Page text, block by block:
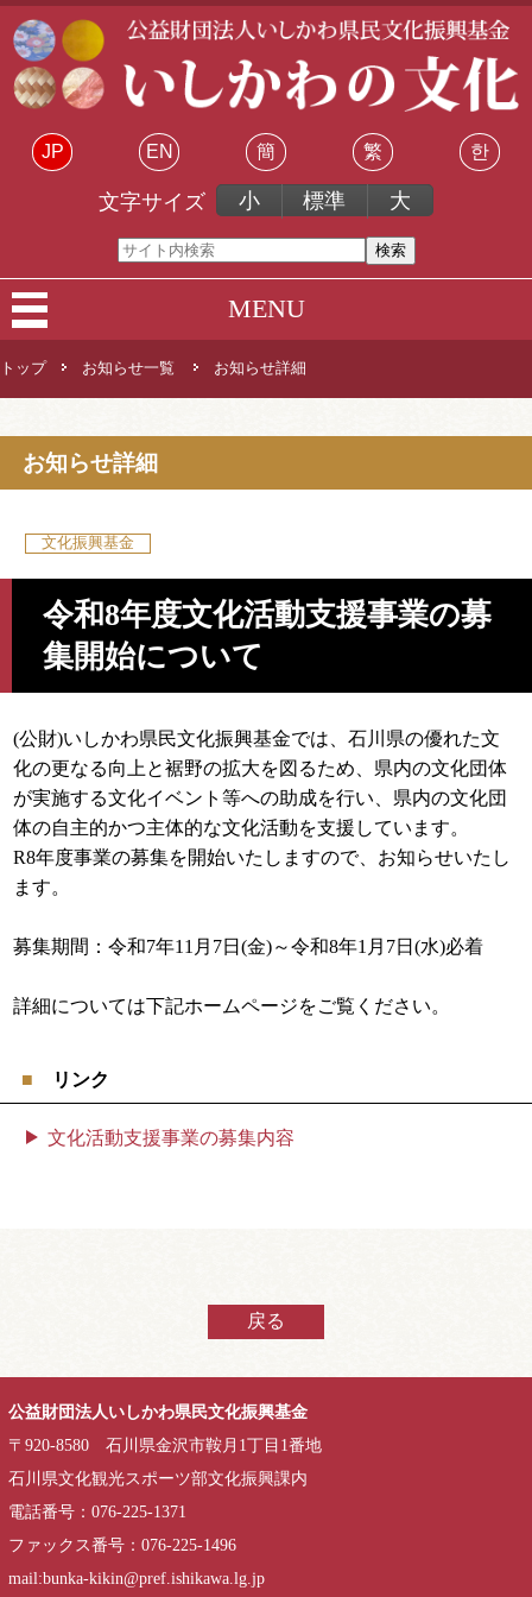
JP EN 簡 繁 한
文字サイズ 小 標準 大
MENU
トップ お知らせ一覧 お知らせ詳細
お知らせ詳細
文化振興基金
令和8年度文化活動支援事業の募
集開始について
(公財)いしかわ県民文化振興基金では、石川県の優れた文
化の更なる向上と裾野の拡大を図るため、県内の文化団体
が実施する文化イベント等への助成を行い、県内の文化団
体の自主的かつ主体的な文化活動を支援しています。
R8年度事業の募集を開始いたしますので、お知らせいたし
ます。
募集期間：令和7年11月7日(金)～令和8年1月7日(水)必着
詳細については下記ホームページをご覧ください。
リンク
文化活動支援事業の募集内容
戻る
公益財団法人いしかわ県民文化振興基金
〒920-8580 石川県金沢市鞍月1丁目1番地
石川県文化観光スポーツ部文化振興課内
電話番号：076-225-1371
ファックス番号：076-225-1496
mail:bunka-kikin@pref.ishikawa.lg.jp